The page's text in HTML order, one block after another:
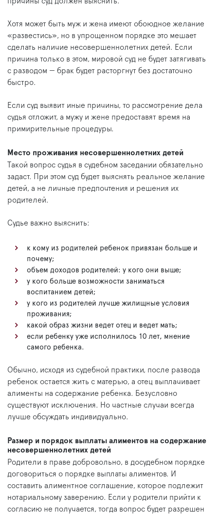
Хотя может быть муж и жена имеют обоюдное желание
«развестись», но в упрощенном порядке это мешает
сделать наличие несовершеннолетних детей. Если
причина только в этом, мировой суд не будет затягивать
с разводом — брак будет расторгнут без достаточно
быстро.
Если суд выявит иные причины, то рассмотрение дела
судья отложит, а мужу и жене предоставят время на
примирительные процедуры.
Место проживания несовершеннолетних детей
Такой вопрос судья в судебном заседании обязательно
задаст. При этом суд будет выяснять реальное желание
детей, а не личные предпочтения и решения их
родителей.
Судье важно выяснить:
к кому из родителей ребенок привязан больше и
почему;
объем доходов родителей: у кого они выше;
у кого больше возможности заниматься
воспитанием детей;
у кого из родителей лучше жилищные условия
проживания;
какой образ жизни ведет отец и ведет мать;
если ребенку уже исполнилось 10 лет, мнение
самого ребенка.
Обычно, исходя из судебной практики, после развода
ребенок остается жить с матерью, а отец выплачивает
алименты на содержание ребенка. Безусловно
существуют исключения. Но частные случаи всегда
лучше обсуждать индивидуально.
Размер и порядок выплаты алиментов на содержание
несовершеннолетних детей
Родители в праве добровольно, в досудебном порядке
договориться о порядке выплаты алиментов. И
составить алиментное соглашение, которое подлежит
нотариальному заверению. Если у родители прийти к
согласию не получается, тогда вопрос будет разрешен